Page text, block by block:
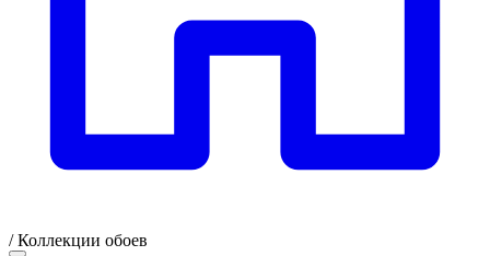
/Коллекции обоев